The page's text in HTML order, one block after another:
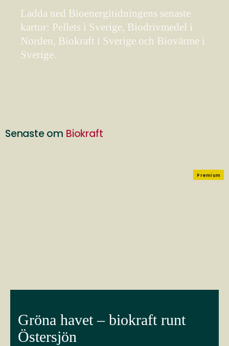
Ladda ned Bioenergitidningens senaste
kartor: Pellets i Sverige, Biodrivmedel i
Norden, Biokraft i Sverige och Biovärme i
Sverige.
Senaste om Biokraft
Premium
Gröna havet – biokraft runt
Östersjön